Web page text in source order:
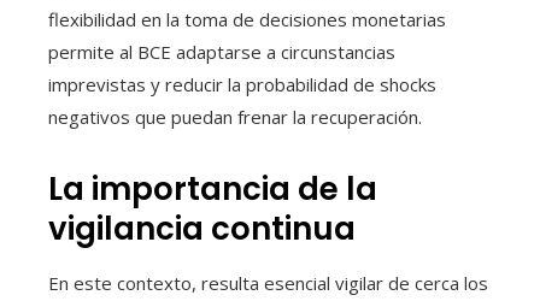
flexibilidad en la toma de decisiones monetarias
permite al BCE adaptarse a circunstancias
imprevistas y reducir la probabilidad de shocks
negativos que puedan frenar la recuperación.
La importancia de la
vigilancia continua
En este contexto, resulta esencial vigilar de cerca los